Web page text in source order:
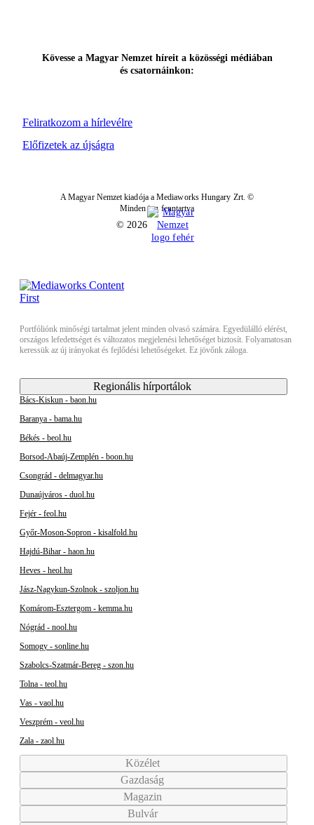
Feliratkozom a hírlevélre
Kövesse a Magyar Nemzet híreit a közösségi médiában
és csatornáinkon:
Előfizetek az újságra
A Magyar Nemzet kiadója a Mediaworks Hungary Zrt. ©
Minden jog fenntartva
© 2026
Portfóliónk minőségi tartalmat jelent minden olvasó számára. Egyedülálló elérést,
országos lefedettséget és változatos megjelenési lehetőséget biztosít. Folyamatosan
keressük az új irányokat és fejlődési lehetőségeket. Ez jövőnk záloga.
Regionális hírportálok
Bács-Kiskun - baon.hu
Baranya - bama.hu
Békés - beol.hu
Borsod-Abaúj-Zemplén - boon.hu
Csongrád - delmagyar.hu
Dunaújváros - duol.hu
Fejér - feol.hu
Győr-Moson-Sopron - kisalfold.hu
Hajdú-Bihar - haon.hu
Heves - heol.hu
Jász-Nagykun-Szolnok - szoljon.hu
Komárom-Esztergom - kemma.hu
Nógrád - nool.hu
Somogy - sonline.hu
Szabolcs-Szatmár-Bereg - szon.hu
Tolna - teol.hu
Vas - vaol.hu
Veszprém - veol.hu
Zala - zaol.hu
Közélet
Gazdaság
Magazin
Bulvár